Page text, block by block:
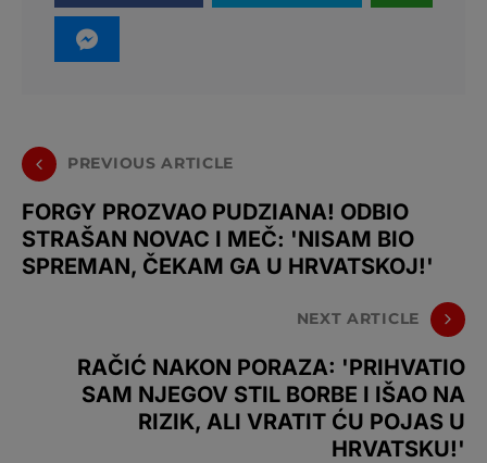
PREVIOUS ARTICLE
FORGY PROZVAO PUDZIANA! ODBIO
STRAŠAN NOVAC I MEČ: 'NISAM BIO
SPREMAN, ČEKAM GA U HRVATSKOJ!'
NEXT ARTICLE
RAČIĆ NAKON PORAZA: 'PRIHVATIO
SAM NJEGOV STIL BORBE I IŠAO NA
RIZIK, ALI VRATIT ĆU POJAS U
HRVATSKU!'